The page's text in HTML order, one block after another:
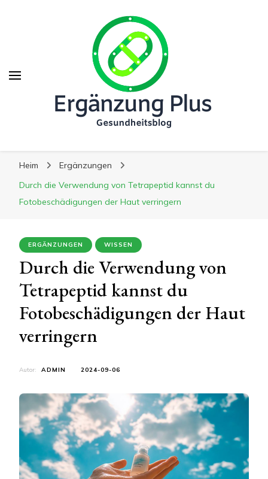
Ergänzung Plus
Heim
Ergänzungen
Durch die Verwendung von Tetrapeptid kannst du
Fotobeschädigungen der Haut verringern
ERGÄNZUNGEN WISSEN
Durch die Verwendung von
Tetrapeptid kannst du
Fotobeschädigungen der Haut
verringern
Autor: ADMIN 2024-09-06